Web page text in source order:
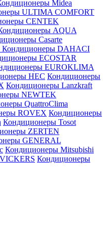
Midea
ULTIMA COMFORT
CENTEK
AQUA
Casarte
Кондиционеры DAHACI
ECOSTAR
EUROKLIMA
HEC Кондиционеры
Кондиционеры Lanzkraft
NEWTEK
QuattroClima
ROVEX Кондиционеры
Кондиционеры Tosot
ZERTEN
GENERAL
Кондиционеры Mitsubishi
Кондиционеры